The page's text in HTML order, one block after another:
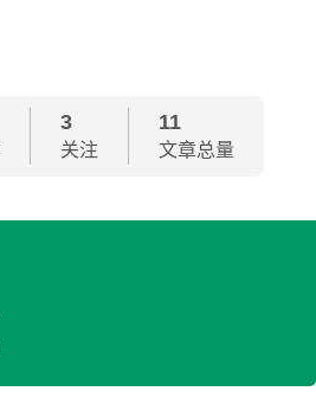
3
关注
11
文章总量